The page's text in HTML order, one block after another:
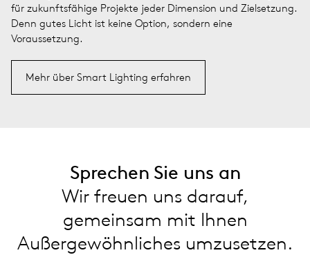
für zukunftsfähige Projekte jeder Dimension und Zielsetzung.
Denn gutes Licht ist keine Option, sondern eine
Voraussetzung.
Mehr über Smart Lighting erfahren
Sprechen Sie uns an
Wir freuen uns darauf,
gemeinsam mit Ihnen
Außergewöhnliches umzusetzen.